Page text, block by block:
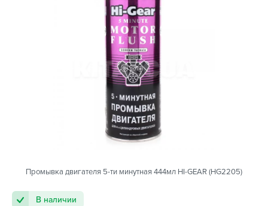
Промывка двигателя 5-ти минутная 444мл HI-GEAR (HG2205)
В наличии